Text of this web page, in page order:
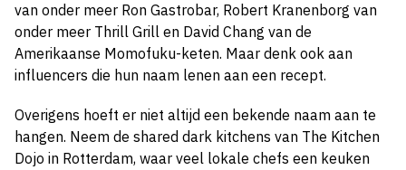
van onder meer Ron Gastrobar, Robert Kranenborg van
onder meer Thrill Grill en David Chang van de
Amerikaanse Momofuku-keten. Maar denk ook aan
influencers die hun naam lenen aan een recept.
Overigens hoeft er niet altijd een bekende naam aan te
hangen. Neem de shared dark kitchens van The Kitchen
Dojo in Rotterdam, waar veel lokale chefs een keuken